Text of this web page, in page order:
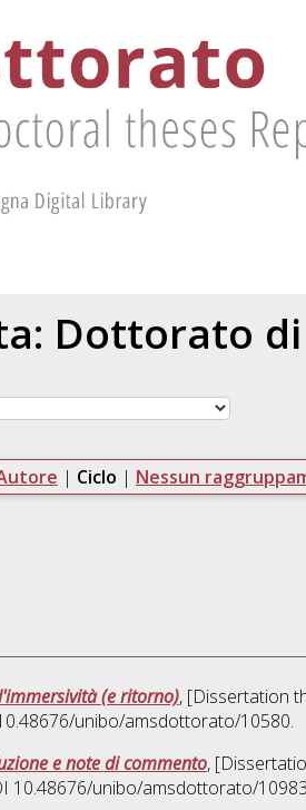
Dottorato
| Ciclo | Nessun
(e ritorno), [Dissertation
unibo/amsdottorato/10580.
e note di commento,
10.48676/unibo/amsdottorato/